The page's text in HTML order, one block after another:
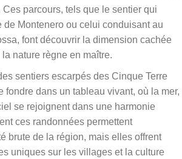
parcours, tels que le sentier qui
de Montenero ou celui conduisant au
font découvrir la dimension cachée
nature règne en maître.
sentiers escarpés des Cinque Terre
fondre dans un tableau vivant, où la mer,
se rejoignent dans une harmonie
ces randonnées permettent
brute de la région, mais elles offrent
uniques sur les villages et la culture